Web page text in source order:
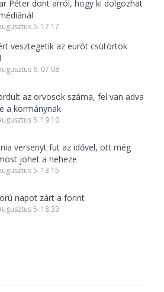
Péter dönt arról, hogy ki dolgozhat
5. 17:17
vesztegetik az eurót csütörtök
6. 07:08
az orvosok száma, fel van adva
a kormánynak
5. 19:10
versenyt fut az idővel, ott még
jöhet a neheze
5. 13:15
napot zárt a forint
5. 18:33